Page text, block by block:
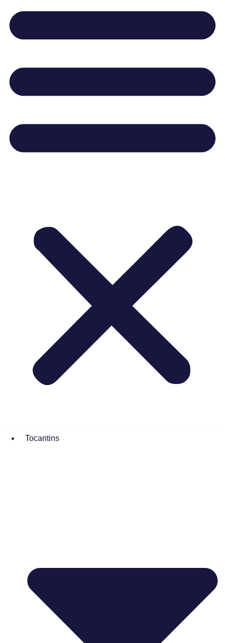
Tocantins